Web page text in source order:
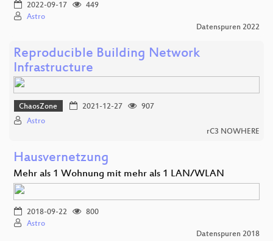
2022-09-17
449
Astro
Datenspuren 2022
Reproducible Building Network
Infrastructure
ChaosZone 2021-12-27
907
Astro
rC3 NOWHERE
Hausvernetzung
Mehr als 1 Wohnung mit mehr als 1 LAN/WLAN
2018-09-22
800
Astro
Datenspuren 2018